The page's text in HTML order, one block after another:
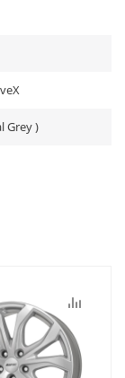
Grey )